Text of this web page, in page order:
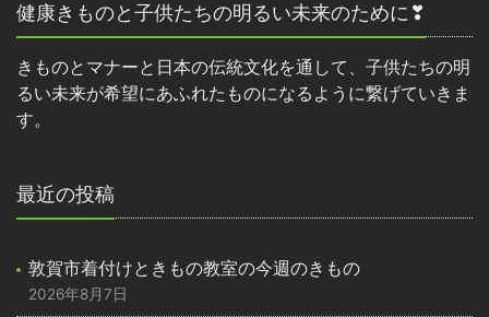
健康きものと子供たちの明るい未来のために❣
きものとマナーと日本の伝統文化を通して、子供たちの明
るい未来が希望にあふれたものになるように繋げていきま
す。
最近の投稿
敦賀市着付けときもの教室の今週のきもの
2026年8月7日